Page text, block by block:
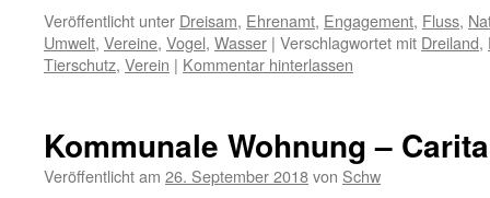
Veröffentlicht unter Dreisam, Ehrenamt, Engagement, Fluss,
Umwelt, Vereine, Vogel, Wasser | Verschlagwortet mit Dreiland,
Tierschutz, Verein | Kommentar hinterlassen
Kommunale Wohnung –
Veröffentlicht am 26. September 2018von Schw